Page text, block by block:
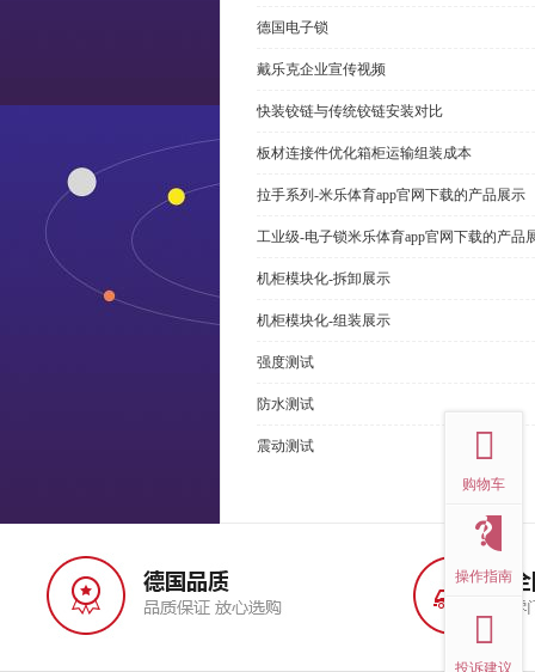
德国电子锁
戴乐克企业宣传视频
快装铰链与传统铰链安装对比
板材连接件优化箱柜运输组装成本
拉手系列-米乐体育app官网下载的产品展示
工业级-电子锁米乐体育app官网下载的产品
机柜模块化-拆卸展示
机柜模块化-组装展示
强度测试
防水测试
震动测试
购物车
操作指南
投诉建议